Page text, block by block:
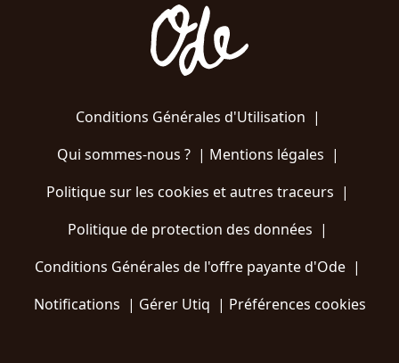
Conditions Générales d'Utilisation |
Qui sommes-nous ?| Mentions légales |
Politique sur les cookies et autres traceurs |
Politique de protection des données |
Conditions Générales de l'offre payante d'Ode |
Notifications | Gérer Utiq | Préférences cookies